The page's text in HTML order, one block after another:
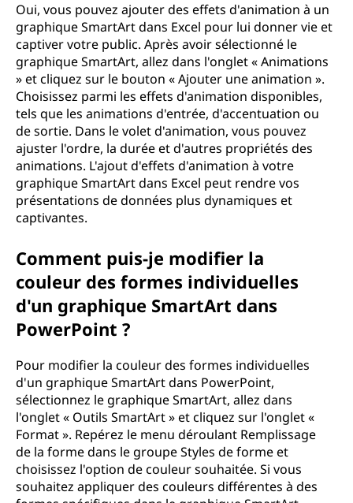
Oui, vous pouvez ajouter des effets d'animation à un
graphique SmartArt dans Excel pour lui donner vie et
captiver votre public. Après avoir sélectionné le
graphique SmartArt, allez dans l'onglet « Animations
» et cliquez sur le bouton « Ajouter une animation ».
Choisissez parmi les effets d'animation disponibles,
tels que les animations d'entrée, d'accentuation ou
de sortie. Dans le volet d'animation, vous pouvez
ajuster l'ordre, la durée et d'autres propriétés des
animations. L'ajout d'effets d'animation à votre
graphique SmartArt dans Excel peut rendre vos
présentations de données plus dynamiques et
captivantes.
Comment puis-je modifier la
couleur des formes individuelles
d'un graphique SmartArt dans
PowerPoint ?
Pour modifier la couleur des formes individuelles
d'un graphique SmartArt dans PowerPoint,
sélectionnez le graphique SmartArt, allez dans
l'onglet « Outils SmartArt » et cliquez sur l'onglet «
Format ». Repérez le menu déroulant Remplissage
de la forme dans le groupe Styles de forme et
choisissez l'option de couleur souhaitée. Si vous
souhaitez appliquer des couleurs différentes à des